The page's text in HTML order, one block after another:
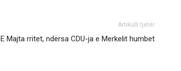
Artikulli tjetër
E Majta rritet, ndërsa CDU-ja e Merkelit humbet